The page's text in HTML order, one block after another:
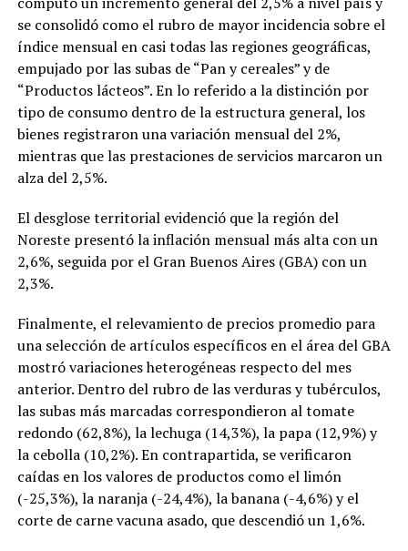
se consolidó como el rubro de mayor incidencia sobre el
índice mensual en casi todas las regiones geográficas,
empujado por las subas de “Pan y cereales” y de
“Productos lácteos”. En lo referido a la distinción por
tipo de consumo dentro de la estructura general, los
bienes registraron una variación mensual del 2%,
mientras que las prestaciones de servicios marcaron un
alza del 2,5%.
El desglose territorial evidenció que la región del
Noreste presentó la inflación mensual más alta con un
2,6%, seguida por el Gran Buenos Aires (GBA) con un
2,3%.
Finalmente, el relevamiento de precios promedio para
una selección de artículos específicos en el área del GBA
mostró variaciones heterogéneas respecto del mes
anterior. Dentro del rubro de las verduras y tubérculos,
las subas más marcadas correspondieron al tomate
redondo (62,8%), la lechuga (14,3%), la papa (12,9%) y
la cebolla (10,2%). En contrapartida, se verificaron
caídas en los valores de productos como el limón
(-25,3%), la naranja (-24,4%), la banana (-4,6%) y el
corte de carne vacuna asado, que descendió un 1,6%.